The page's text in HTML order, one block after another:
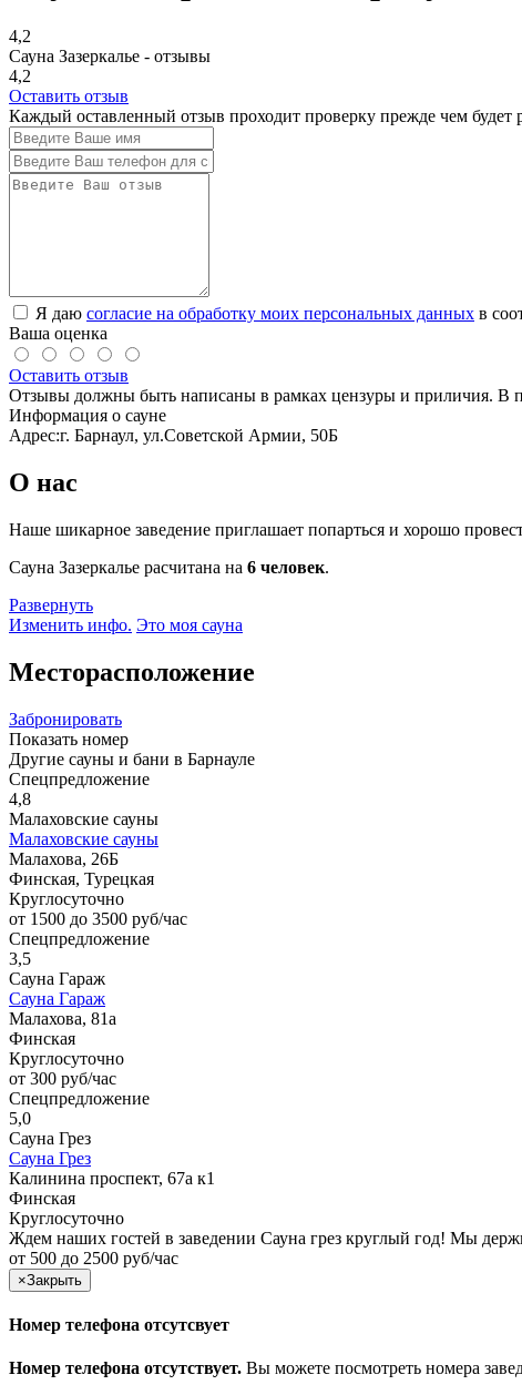
4,2
Сауна Зазеркалье - отзывы
4,2
Оставить отзыв
Каждый оставленный отзыв проходит проверку прежде чем будет
Я даю согласие на обработку моих персональных данных в
Ваша оценка
Оставить отзыв
Отзывы должны быть написаны в рамках цензуры и приличия. В
Информация о сауне
Адрес:г. Барнаул, ул.Советской Армии, 50Б
О нас
Наше шикарное заведение приглашает попарться и хорошо
Сауна Зазеркалье расчитана на 6 человек.
Развернуть
Изменить инфо. Это моя сауна
Месторасположение
Забронировать
Показать номер
Другие сауны и бани в Барнауле
Спецпредложение
4,8
Малаховские сауны
Малаховские сауны
Малахова, 26Б
Финская, Турецкая
Круглосуточно
от 1500 до 3500 руб/час
Спецпредложение
3,5
Сауна Гараж
Сауна Гараж
Малахова, 81а
Финская
Круглосуточно
от 300 руб/час
Спецпредложение
5,0
Сауна Грез
Сауна Грез
Калинина проспект, 67а к1
Финская
Круглосуточно
Ждем наших гостей в заведении Сауна грез круглый год! Мы
от 500 до 2500 руб/час
×Закрыть
Номер телефона отсутсвует
Номер телефона отсутствует. Вы можете посмотреть номера